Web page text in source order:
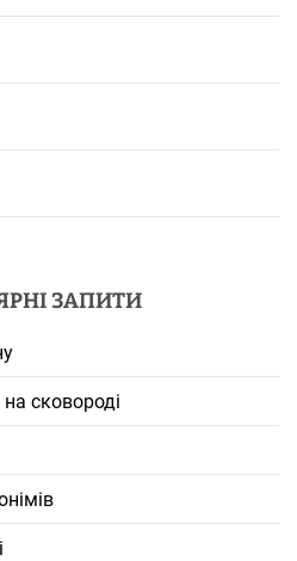
ЗАПИТИ
сковороді